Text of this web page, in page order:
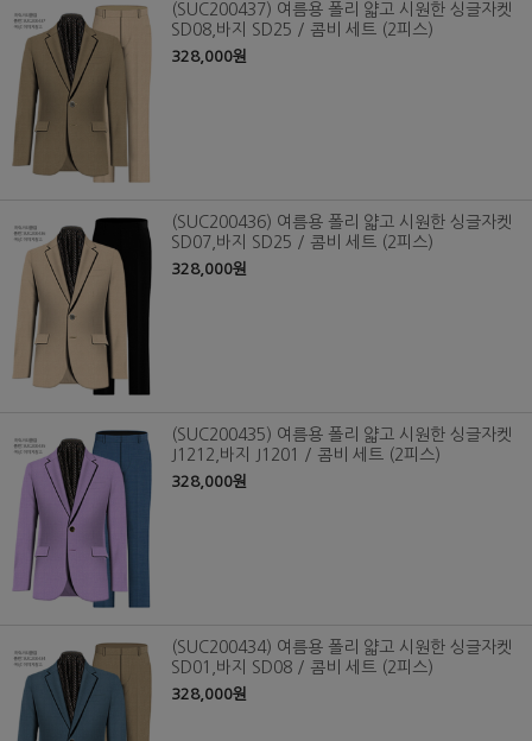
(SUC200437) 여름용 폴리 얇고 시원한 싱글자켓
SD08,바지 SD25 / 콤비 세트 (2피스)
328,000원
(SUC200436) 여름용 폴리 얇고 시원한 싱글자켓
SD07,바지 SD25 / 콤비 세트 (2피스)
328,000원
(SUC200435) 여름용 폴리 얇고 시원한 싱글자켓
J1212,바지 J1201 / 콤비 세트 (2피스)
328,000원
(SUC200434) 여름용 폴리 얇고 시원한 싱글자켓
SD01,바지 SD08 / 콤비 세트 (2피스)
328,000원